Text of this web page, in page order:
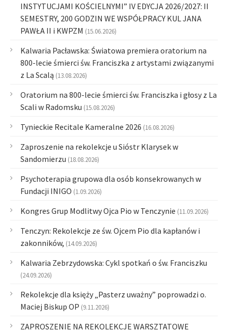
INSTYTUCJAMI KOŚCIELNYMI” IV EDYCJA 2026/2027: II
SEMESTRY, 200 GODZIN WE WSPÓŁPRACY KUL JANA
PAWŁA II i KWPZM (15.06.2026)
Kalwaria Pacławska: Światowa premiera oratorium na
800-lecie śmierci św. Franciszka z artystami związanymi
z La Scalą (13.08.2026)
Oratorium na 800-lecie śmierci św. Franciszka i głosy z La
Scali w Radomsku (15.08.2026)
Tynieckie Recitale Kameralne 2026 (16.08.2026)
Zaproszenie na rekolekcje u Sióstr Klarysek w
Sandomierzu (18.08.2026)
Psychoterapia grupowa dla osób konsekrowanych w
Fundacji INIGO (1.09.2026)
Kongres Grup Modlitwy Ojca Pio w Tenczynie (11.09.2026)
Tenczyn: Rekolekcje ze św. Ojcem Pio dla kapłanów i
zakonników, (14.09.2026)
Kalwaria Zebrzydowska: Cykl spotkań o św. Franciszku
(24.09.2026)
Rekolekcje dla księży „Pasterz uważny” poprowadzi o.
Maciej Biskup OP (9.11.2026)
ZAPROSZENIE NA REKOLEKCJE WARSZTATOWE